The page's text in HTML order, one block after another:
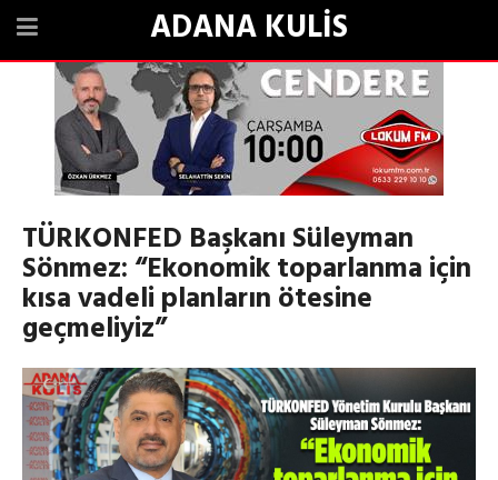
ADANA KULİS
TÜRKONFED Başkanı Süleyman
Sönmez: “Ekonomik toparlanma için
kısa vadeli planların ötesine
geçmeliyiz”